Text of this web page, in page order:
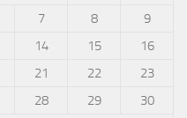
7 8
9
14 15
16
21 22
23
28 29
30